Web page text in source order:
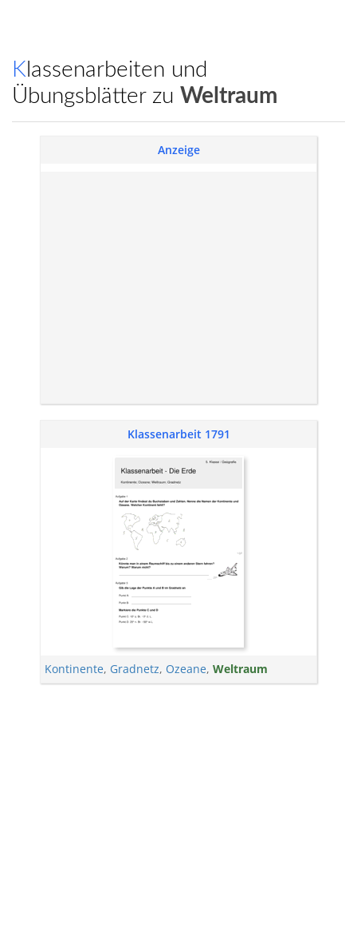
Klassenarbeiten und
Übungsblätter zu Weltraum
Anzeige
Klassenarbeit 1791
Kontinente, Gradnetz, Ozeane, Weltraum